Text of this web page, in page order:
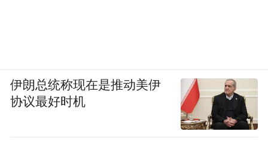
伊朗总统称现在是推动美伊
协议最好时机